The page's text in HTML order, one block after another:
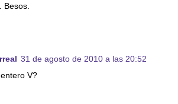
Besos.
31 de agosto de 2010 a las 20:52
V?